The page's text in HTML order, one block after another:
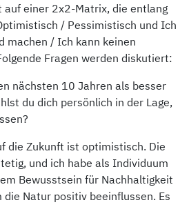
auf einer 2x2-Matrix, die entlang
/ Pessimistisch und Ich
machen / Ich kann keinen
Fragen werden diskutiert:
nächsten 10 Jahren als besser
du dich persönlich in der Lage,
die Zukunft ist optimistisch. Die
und ich habe als Individuum
Bewusstsein für Nachhaltigkeit
die Natur positiv beeinflussen. Es